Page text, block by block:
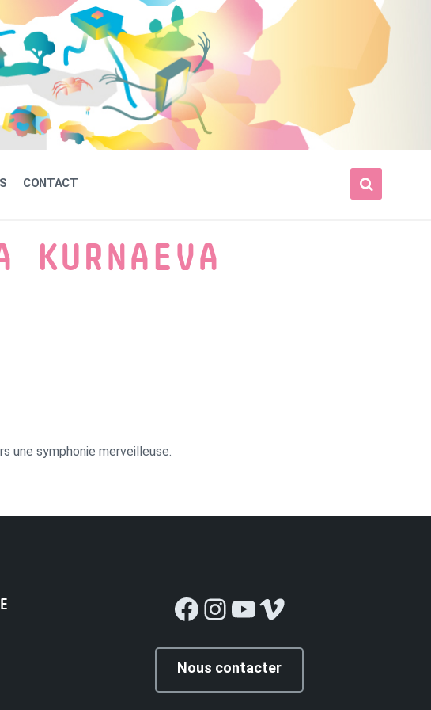
CONTACT
une symphonie merveilleuse.
Facebook
Instagram
YouTube
Vimeo
Nous contacter